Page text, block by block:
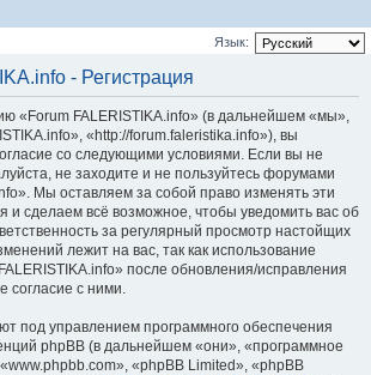
Язык:
- Регистрация
«Forum FALERISTIKA.info» (в дальнейшем «мы»,
«http://forum.faleristika.info»), вы
со следующими условиями. Если вы не
не заходите и не пользуйтесь форумами
Мы оставляем за собой право изменять эти
и сделаем всё возможное, чтобы уведомить вас об
за регулярный просмотр настойщих
лежит на вас, так как использование
после обновления/исправления
согласие с ними.
под управлением программного обеспечения
phpBB (в дальнейшем «они», «программное
«phpBB Limited», «phpBB